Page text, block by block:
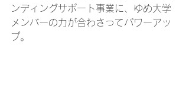
ンディングサポート事業に、ゆめ大学
メンバーの力が合わさってパワーアッ
プ。